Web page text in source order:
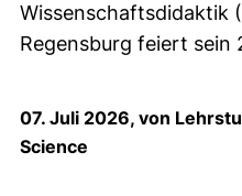
Wissenschaftsdidaktik
Regensburg feiert sein
07. Juli 2026, von
Science